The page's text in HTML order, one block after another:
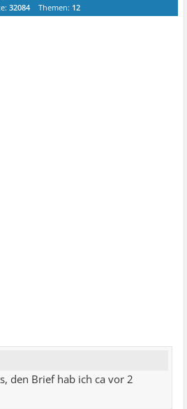
32084 Themen: 12
den Brief hab ich ca vor 2